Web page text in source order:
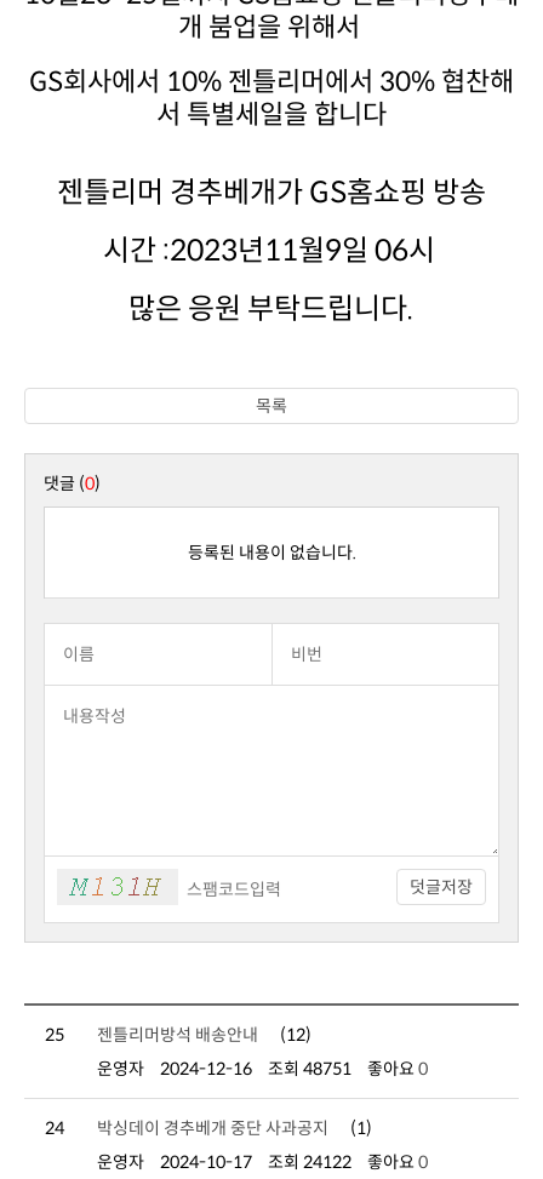
개 붐업을 위해서
서 특별세일을 합니다
젠틀리머 경추베개가 GS홈쇼핑 방송
시간 :2023년11월9일 06시
많은 응원 부탁드립니다.
목록
댓글 (0)
등록된 내용이 없습니다.
덧글저장
25 젠틀리머방석 배송안내
(12)
운영자
2024-12-16 조회 48751 좋아요 0
24 박싱데이 경추베개 중단 사과공지
(1)
운영자
2024-10-17 조회 24122 좋아요 0